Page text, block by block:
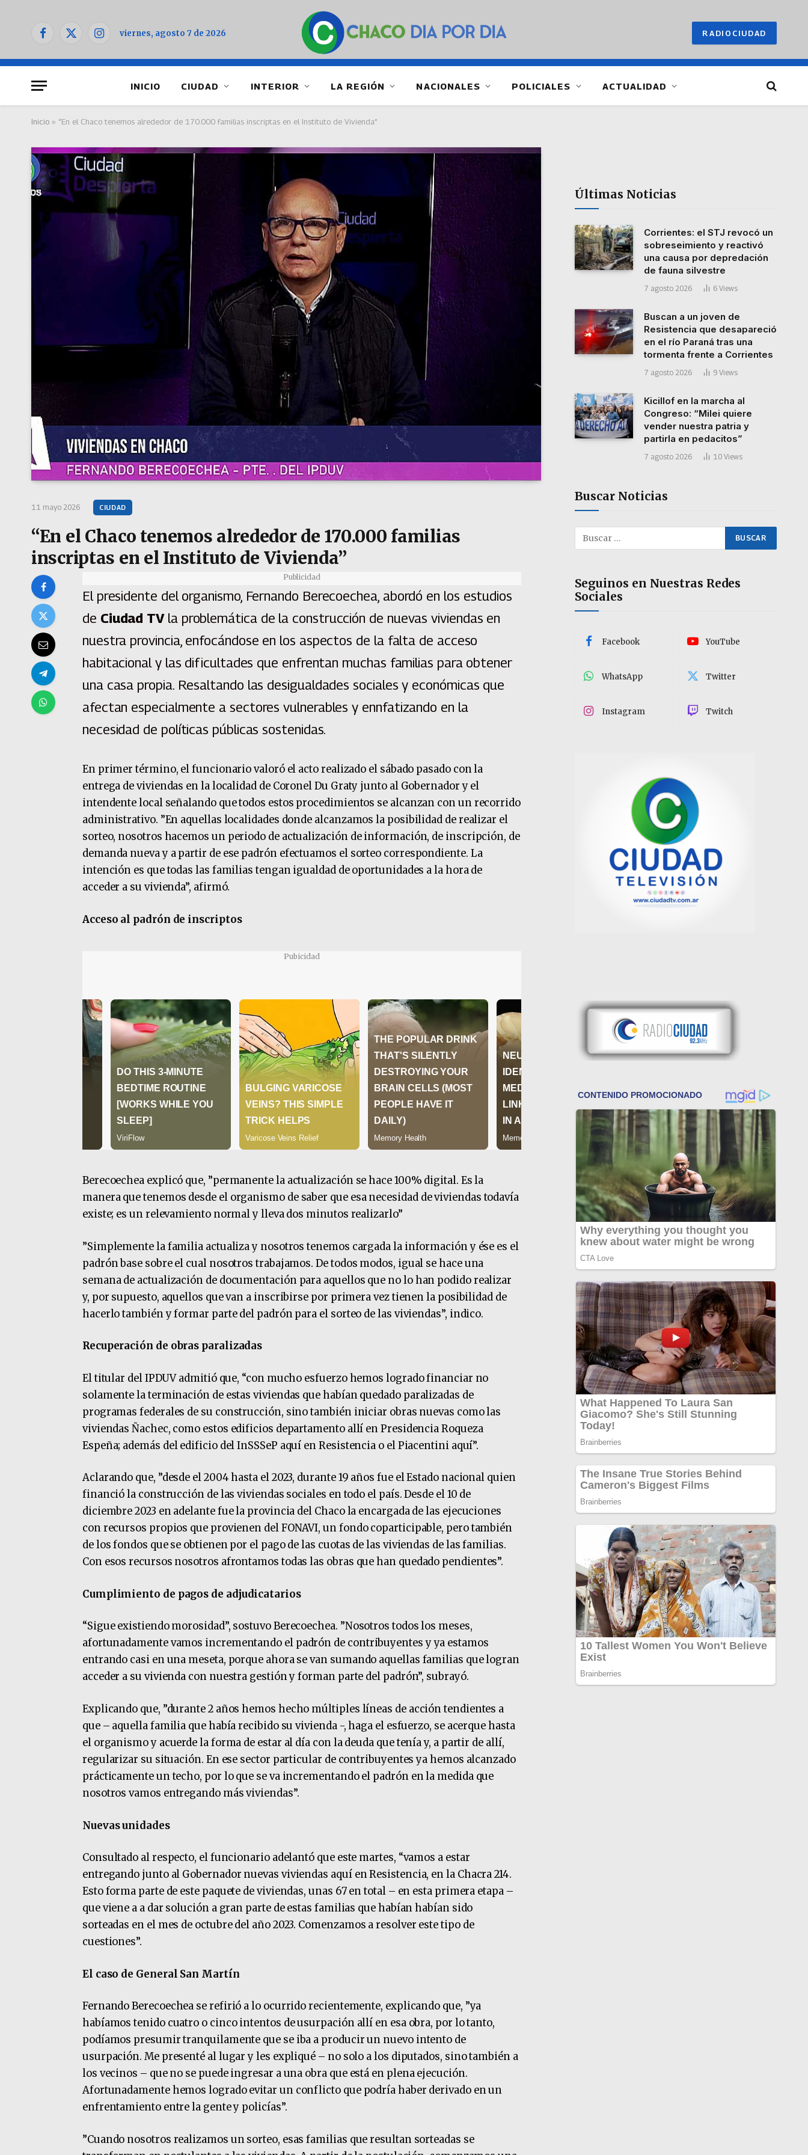
Facebook
X
Instagramviernes, agosto 7 de 2026 RADIOCIUDAD
INICIO CIUDAD INTERIOR LA REGIÓN NACIONALES POLICIALES ACTUALIDAD
Inicio » “En el Chaco tenemos alrededor de 170.000 familias inscriptas en el Instituto de Vivienda”
11 mayo 2026 CIUDAD
“En el Chaco tenemos alrededor de 170.000 familias
inscriptas en el Instituto de Vivienda”
Publicidad
El presidente del organismo, Fernando Berecoechea, abordó en los estudios
de Ciudad TVla problemática de la construcción de nuevas viviendas en
nuestra provincia, enfocándose en los aspectos de la falta de acceso
habitacional y las dificultades que enfrentan muchas familias para obtener
una casa propia. Resaltando las desigualdades sociales y económicas que
afectan especialmente a sectores vulnerables y ennfatizando en la
necesidad de políticas públicas sostenidas.
En primer término, el funcionario valoró el acto realizado el sábado pasado con la
entrega de viviendas en la localidad de Coronel Du Graty junto al Gobernador y el
intendente local señalando que todos estos procedimientos se alcanzan con un recorrido
administrativo. ”En aquellas localidades donde alcanzamos la posibilidad de realizar el
sorteo, nosotros hacemos un periodo de actualización de información, de inscripción, de
demanda nueva y a partir de ese padrón efectuamos el sorteo correspondiente. La
intención es que todas las familias tengan igualdad de oportunidades a la hora de
acceder a su vivienda”, afirmó.
Acceso al padrón de inscriptos
Pubicidad
Berecoechea explicó que, ”permanente la actualización se hace 100% digital. Es la
manera que tenemos desde el organismo de saber que esa necesidad de viviendas todavía
existe; es un relevamiento normal y lleva dos minutos realizarlo”
”Simplemente la familia actualiza y nosotros tenemos cargada la información y ése es el
padrón base sobre el cual nosotros trabajamos. De todos modos, igual se hace una
semana de actualización de documentación para aquellos que no lo han podido realizar
y, por supuesto, aquellos que van a inscribirse por primera vez tienen la posibilidad de
hacerlo también y formar parte del padrón para el sorteo de las viviendas”, indico.
Recuperación de obras paralizadas
El titular del IPDUV admitió que, “con mucho esfuerzo hemos logrado financiar no
solamente la terminación de estas viviendas que habían quedado paralizadas de
programas federales de su construcción, sino también iniciar obras nuevas como las
viviendas Ñachec, como estos edificios departamento allí en Presidencia Roqueza
Espeña; además del edificio del InSSSeP aquí en Resistencia o el Piacentini aquí”.
Aclarando que, ”desde el 2004 hasta el 2023, durante 19 años fue el Estado nacional quien
financió la construcción de las viviendas sociales en todo el país. Desde el 10 de
diciembre 2023 en adelante fue la provincia del Chaco la encargada de las ejecuciones
con recursos propios que provienen del FONAVI, un fondo coparticipable, pero también
de los fondos que se obtienen por el pago de las cuotas de las viviendas de las familias.
Con esos recursos nosotros afrontamos todas las obras que han quedado pendientes”.
Cumplimiento de pagos de adjudicatarios
“Sigue existiendo morosidad”, sostuvo Berecoechea. ”Nosotros todos los meses,
afortunadamente vamos incrementando el padrón de contribuyentes y ya estamos
entrando casi en una meseta, porque ahora se van sumando aquellas familias que logran
acceder a su vivienda con nuestra gestión y forman parte del padrón”, subrayó.
Explicando que, ”durante 2 años hemos hecho múltiples líneas de acción tendientes a
que – aquella familia que había recibido su vivienda -, haga el esfuerzo, se acerque hasta
el organismo y acuerde la forma de estar al día con la deuda que tenía y, a partir de allí,
regularizar su situación. En ese sector particular de contribuyentes ya hemos alcanzado
prácticamente un techo, por lo que se va incrementando el padrón en la medida que
nosotros vamos entregando más viviendas”.
Nuevas unidades
Consultado al respecto, el funcionario adelantó que este martes, “vamos a estar
entregando junto al Gobernador nuevas viviendas aquí en Resistencia, en la Chacra 214.
Esto forma parte de este paquete de viviendas, unas 67 en total – en esta primera etapa –
que viene a a dar solución a gran parte de estas familias que habían habían sido
sorteadas en el mes de octubre del año 2023. Comenzamos a resolver este tipo de
cuestiones”.
El caso de General San Martín
Fernando Berecoechea se refirió a lo ocurrido recientemente, explicando que, ”ya
habíamos tenido cuatro o cinco intentos de usurpación allí en esa obra, por lo tanto,
podíamos presumir tranquilamente que se iba a producir un nuevo intento de
usurpación. Me presenté al lugar y les expliqué – no solo a los diputados, sino también a
los vecinos – que no se puede ingresar a una obra que está en plena ejecución.
Afortunadamente hemos logrado evitar un conflicto que podría haber derivado en un
enfrentamiento entre la gente y policías”.
”Cuando nosotros realizamos un sorteo, esas familias que resultan sorteadas se
Últimas Noticias
Corrientes: el STJ revocó un
sobreseimiento y reactivó
una causa por depredación
de fauna silvestre
7 agosto 2026 6 Views
Buscan a un joven de
Resistencia que desapareció
en el río Paraná tras una
tormenta frente a Corrientes
7 agosto 2026 9 Views
Kicillof en la marcha al
Congreso: “Milei quiere
vender nuestra patria y
partirla en pedacitos”
7 agosto 2026 10 Views
Buscar Noticias
Seguinos en Nuestras Redes
Sociales
Facebook YouTube
WhatsApp Twitter
Instagram Twitch